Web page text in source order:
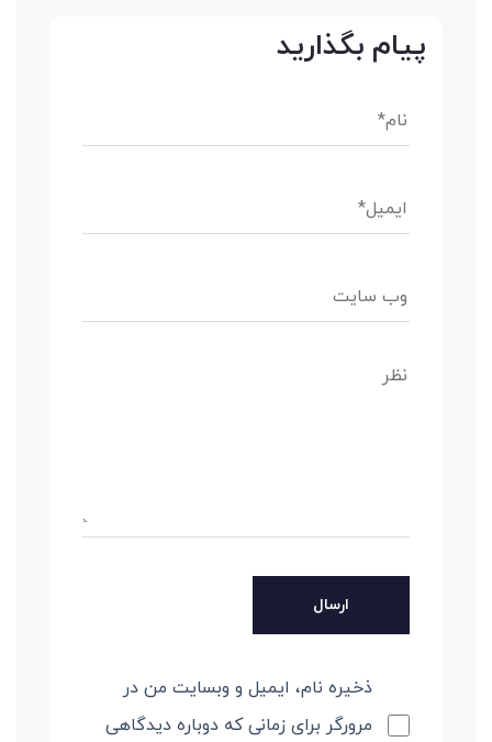
پیام بگذارید
ذخیره نام، ایمیل و وبسایت من در
مرورگر برای زمانی که دوباره دیدگاهی